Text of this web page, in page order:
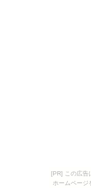
[PR] この広告
ホームページ